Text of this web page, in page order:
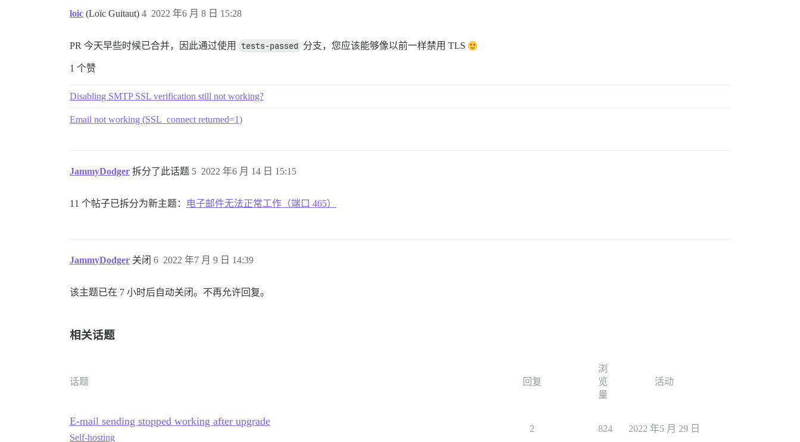
loic (Loïc Guitaut) 2022 年6 月 8 日 15:28
4
PR 今天早些时候已合并，因此通过使用 tests-passed 分支，您应该能够像以前一样禁用 TLS
1 个赞
Disabling SMTP SSL verification still not working?
Email not working (SSL_connect returned=1)
JammyDodger 拆分了此话题 2022 年6 月 14 日 15:15
5
11 个帖子已拆分为新主题： 电子邮件无法正常工作（端口 465）
JammyDodger 关闭 2022 年7 月 9 日 14:39
6
该主题已在 7 小时后自动关闭。不再允许回复。
相关话题
话题 回复
浏
览
量
活动
E-mail sending stopped working after upgrade
Self-hosting
2 824 2022 年5 月 29 日